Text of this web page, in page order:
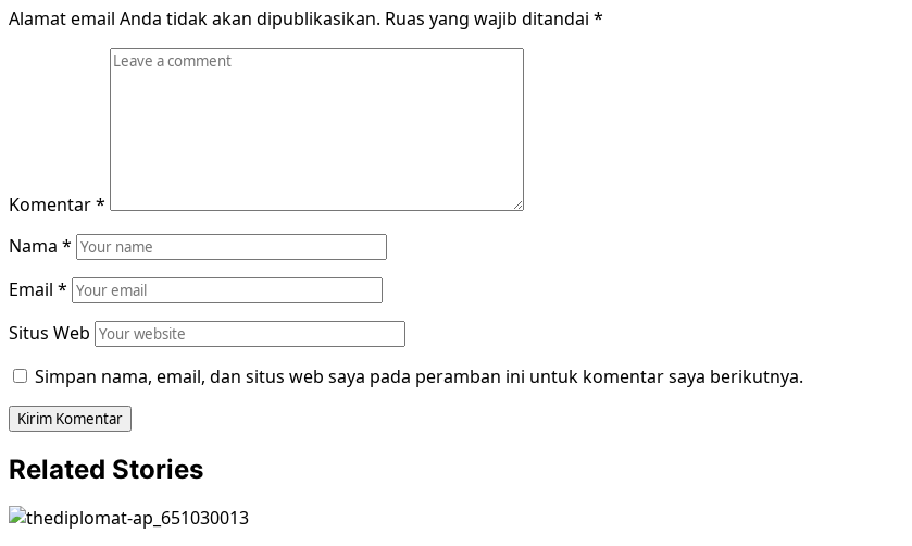
Alamat email Anda tidak akan dipublikasikan. Ruas yang wajib ditandai *
Komentar*
Nama *
Email *
Situs Web
Simpan nama, email, dan situs web saya pada peramban ini untuk komentar saya berikutnya.
Related Stories